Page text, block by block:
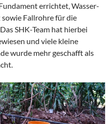
errichtet, Wasser-
Fallrohre für die
SHK-Team hat hierbei
und viele kleine
wurde mehr geschafft als